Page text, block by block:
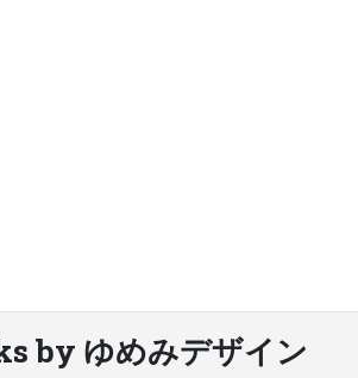
by ゆめみデザイン